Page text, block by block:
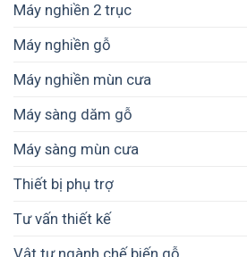
Máy nghiền 2 trục
Máy nghiền gỗ
Máy nghiền mùn cưa
Máy sàng dăm gỗ
Máy sàng mùn cưa
Thiết bị phụ trợ
Tư vấn thiết kế